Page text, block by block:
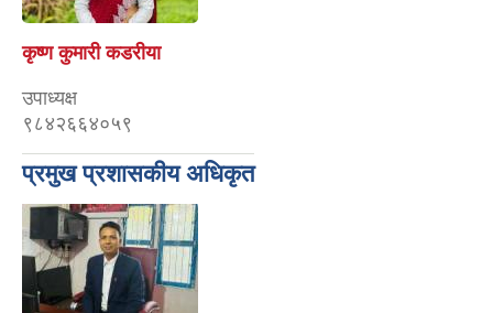
कृष्ण कुमारी कडरीया
उपाध्यक्ष
९८४२६६४०५९
प्रमुख प्रशासकीय अधिकृत